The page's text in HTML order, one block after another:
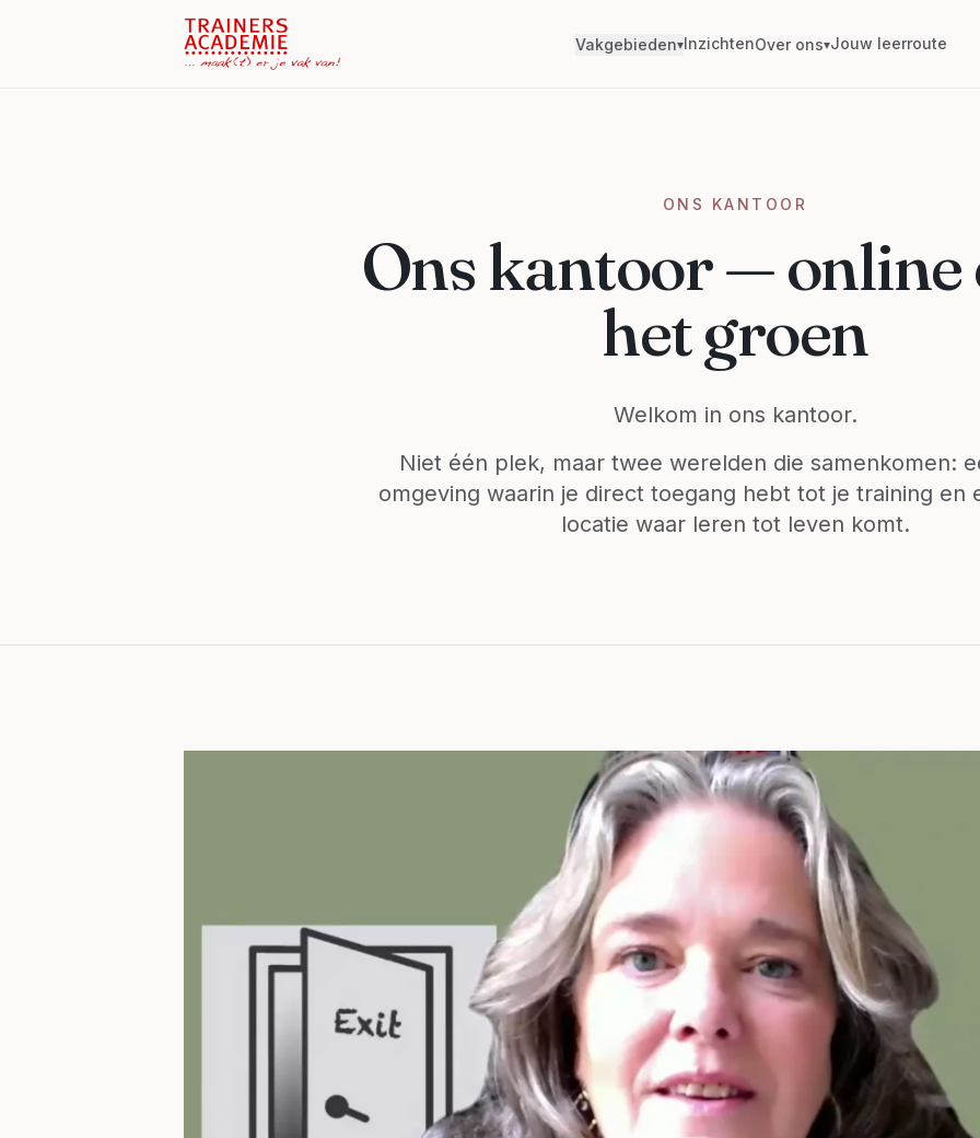
Vakgebieden▾InzichtenOver ons▾Jouw leerroute
ONS KANTOOR
Ons kantoor — online
het groen
Welkom in ons kantoor.
Niet één plek, maar twee werelden die samenkomen:
omgeving waarin je direct toegang hebt tot je training en
locatie waar leren tot leven komt.